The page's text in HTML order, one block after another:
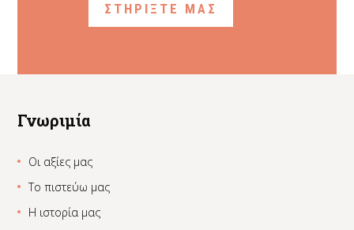
ΣΤΗΡΙΞΤΕ ΜΑΣ
Γνωριμία
Οι αξίες μας
Το πιστεύω μας
Η ιστορία μας